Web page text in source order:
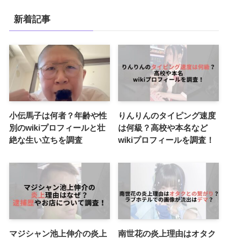
新着記事
小伝馬子は何者？年齢や性
別のwikiプロフィールと壮
絶な生い立ちを調査
りんりんのタイピング速度
は何級？高校や本名など
wikiプロフィールを調査！
マジシャン池上伸介の炎上
南世花の炎上理由はオタク